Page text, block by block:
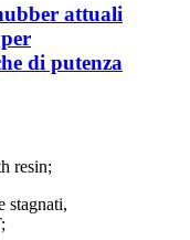
attuali
di putenza
resin;
stagnati,